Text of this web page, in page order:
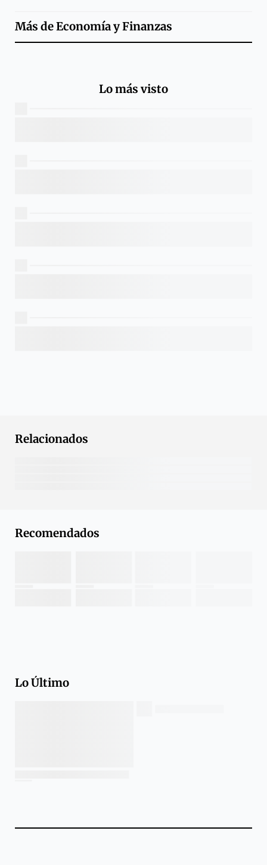
Más deEconomía y Finanzas
Lo más visto
Relacionados
Recomendados
Lo Último